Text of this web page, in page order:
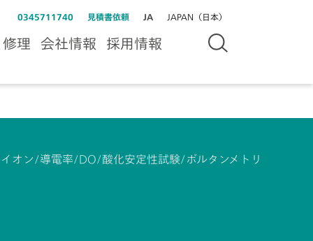
0345711740 見積書依頼 JA JAPAN（日本）
理 会社情報 採用情報
オン/導電率/DO/酸化安定性試験/ボルタンメトリ